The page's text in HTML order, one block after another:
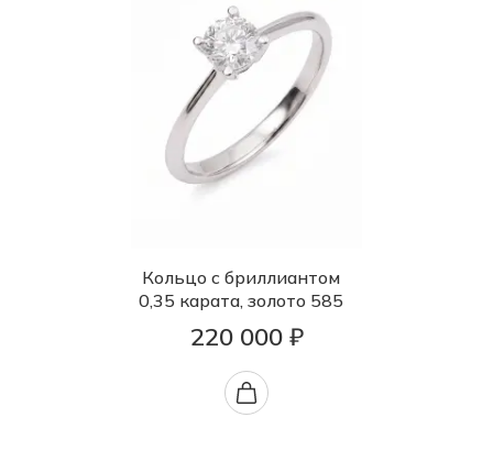
Кольцо с бриллиантом
0,35 карата, золото 585
220 000 ₽